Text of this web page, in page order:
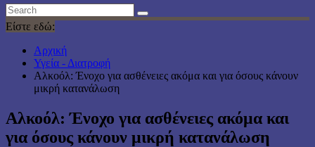
Είστε εδώ:
Αρχική
Υγεία - Διατροφή
Αλκοόλ: Ένοχο για ασθένειες ακόμα και για όσους κάνουν
μικρή κατανάλωση
Αλκοόλ: Ένοχο για ασθένειες ακόμα και
για όσους κάνουν μικρή κατανάλωση